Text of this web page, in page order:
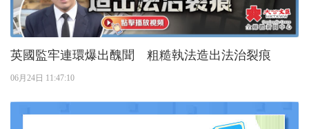
英國監牢連環爆出醜聞 粗糙執法造出法治裂痕
06月24日 11:47:10